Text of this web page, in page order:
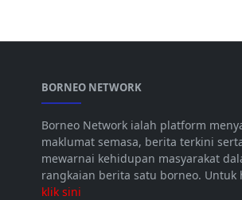
BORNEO NETWORK
Borneo Network ialah platform
maklumat semasa, berita terkini
mewarnai kehidupan masyarakat
rangkaian berita satu borneo. Untuk
klik sini